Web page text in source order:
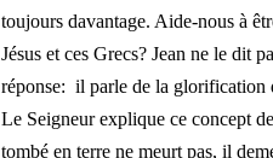
toujours davantage. Aide-nous à
Jésus et ces Grecs? Jean ne le dit
réponse: il parle de la glorification
Le Seigneur explique ce concept
tombé en terre ne meurt pas, il